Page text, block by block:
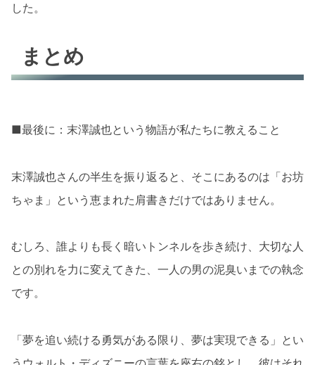
した。
まとめ
■最後に：末澤誠也という物語が私たちに教えること
末澤誠也さんの半生を振り返ると、そこにあるのは「お坊
ちゃま」という恵まれた肩書きだけではありません。
むしろ、誰よりも長く暗いトンネルを歩き続け、大切な人
との別れを力に変えてきた、一人の男の泥臭いまでの執念
です。
「夢を追い続ける勇気がある限り、夢は実現できる」とい